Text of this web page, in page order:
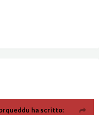
ha scritto: